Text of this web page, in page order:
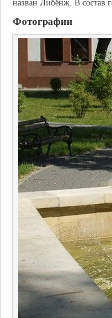
назван Либёнж. В состав
Фотографии